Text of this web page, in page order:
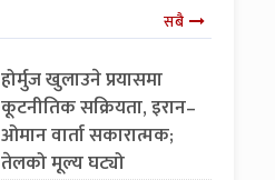
सबै
होर्मुज खुलाउने प्रयासमा
कूटनीतिक सक्रियता, इरान–
ओमान वार्ता सकारात्मक;
तेलको मूल्य घट्यो